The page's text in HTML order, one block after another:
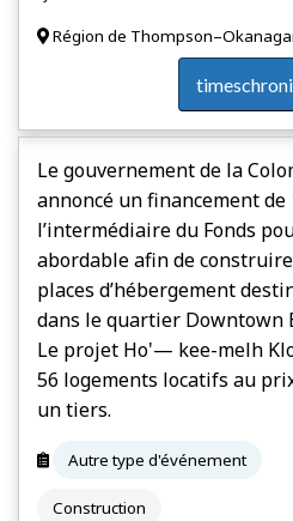
Région de
Le gouvernement de la
annoncé un financement de
l’intermédiaire du Fonds
abordable afin de
places d’hébergement
dans le quartier Downtown
Le projet Ho'— kee-melh
56 logements locatifs au
un tiers.
Autre type d'événement
Construction